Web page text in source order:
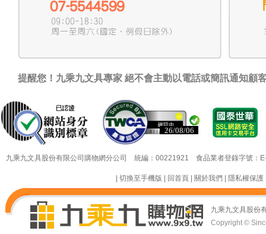
提醒您！九乘九文具專家 絕不會主動以電話或簡訊通知顧
26/08/06
26/08/06
九乘九文具股份有限公司購物網分公司 統編：00221921 食品業者登錄字號
| 切換至手機版 | 回首頁| 關於我們| 隱私權保護
九乘九文具股份
Copyright ©